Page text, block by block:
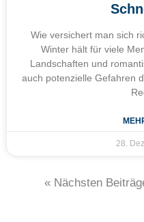
Wie versichert man sich
Winter hält für viele
Landschaften und
auch potenzielle Gefahren
28.
« Nächsten